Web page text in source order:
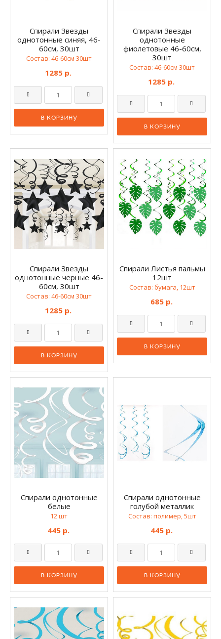
Спирали Звезды
однотонные синяя, 46-
60см, 30шт
Состав: 46-60см 30шт
1285 р.
Спирали Звезды
однотонные
фиолетовые 46-60см,
30шт
Состав: 46-60см 30шт
1285 р.
Спирали Звезды
однотонные черные 46-
60см, 30шт
Состав: 46-60см 30шт
1285 р.
Спирали Листья пальмы
12шт
Состав: бумага, 12шт
685 р.
Спирали однотонные
белые
12 шт
445 р.
Спирали однотонные
голубой металлик
Состав: полимер, 5шт
445 р.